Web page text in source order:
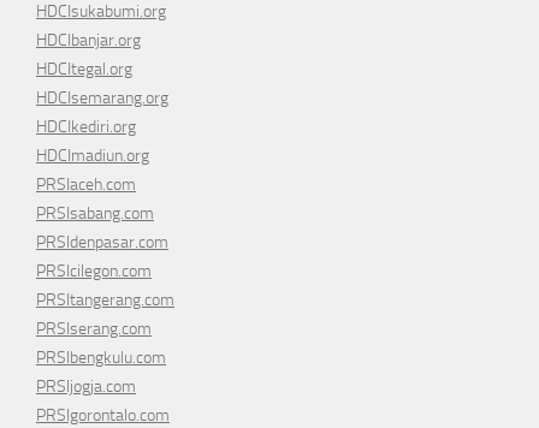
HDCIsukabumi.org
HDCIbanjar.org
HDCItegal.org
HDCIsemarang.org
HDCIkediri.org
HDCImadiun.org
PRSIaceh.com
PRSIsabang.com
PRSIdenpasar.com
PRSIcilegon.com
PRSItangerang.com
PRSIserang.com
PRSIbengkulu.com
PRSIjogja.com
PRSIgorontalo.com